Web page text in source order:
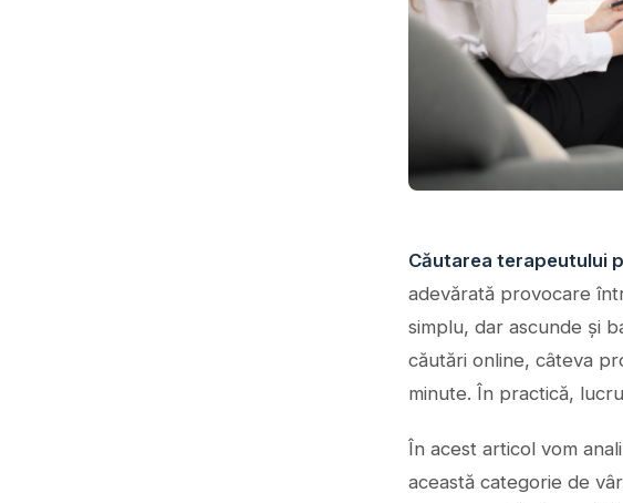
Căutarea terapeutului
adevărată provocare
simplu, dar ascunde și
căutări online, câteva
minute. În practică,
În acest articol vom
această categorie de